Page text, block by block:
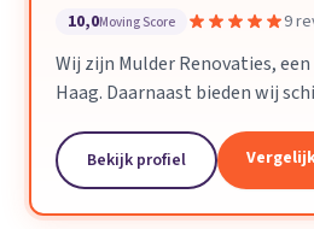
10,0Moving Score 9
Wij zijn Mulder Renovaties,
Haag. Daarnaast bieden wij
Bekijk profiel